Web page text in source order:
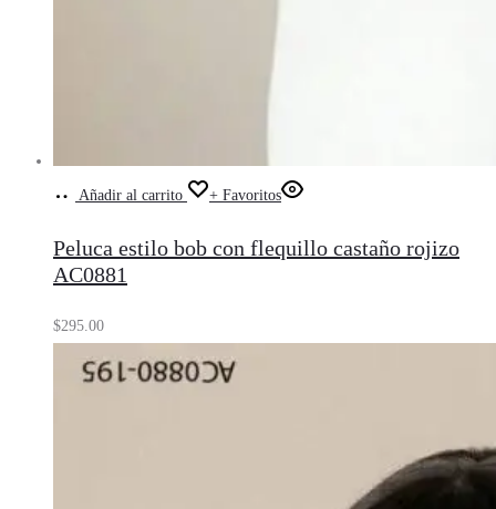
Añadir al carrito + Favoritos
Peluca estilo bob con flequillo castaño rojizo
AC0881
$295.00